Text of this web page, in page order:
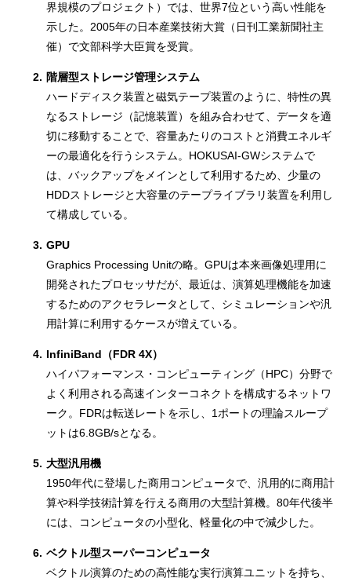
界規模のプロジェクト）では、世界7位という高い性能を
示した。2005年の日本産業技術大賞（日刊工業新聞社主
催）で文部科学大臣賞を受賞。
2. 階層型ストレージ管理システム
ハードディスク装置と磁気テープ装置のように、特性の異
なるストレージ（記憶装置）を組み合わせて、データを適
切に移動することで、容量あたりのコストと消費エネルギ
ーの最適化を行うシステム。HOKUSAI-GWシステムで
は、バックアップをメインとして利用するため、少量の
HDDストレージと大容量のテープライブラリ装置を利用し
て構成している。
3. GPU
Graphics Processing Unitの略。GPUは本来画像処理用に
開発されたプロセッサだが、最近は、演算処理機能を加速
するためのアクセラレータとして、シミュレーションや汎
用計算に利用するケースが増えている。
4. InfiniBand（FDR 4X）
ハイパフォーマンス・コンピューティング（HPC）分野で
よく利用される高速インターコネクトを構成するネットワ
ーク。FDRは転送レートを示し、1ポートの理論スループ
ットは6.8GB/sとなる。
5. 大型汎用機
1950年代に登場した商用コンピュータで、汎用的に商用計
算や科学技術計算を行える商用の大型計算機。80年代後半
には、コンピュータの小型化、軽量化の中で減少した。
6. ベクトル型スーパーコンピュータ
ベクトル演算のための高性能な実行演算ユニットを持ち、